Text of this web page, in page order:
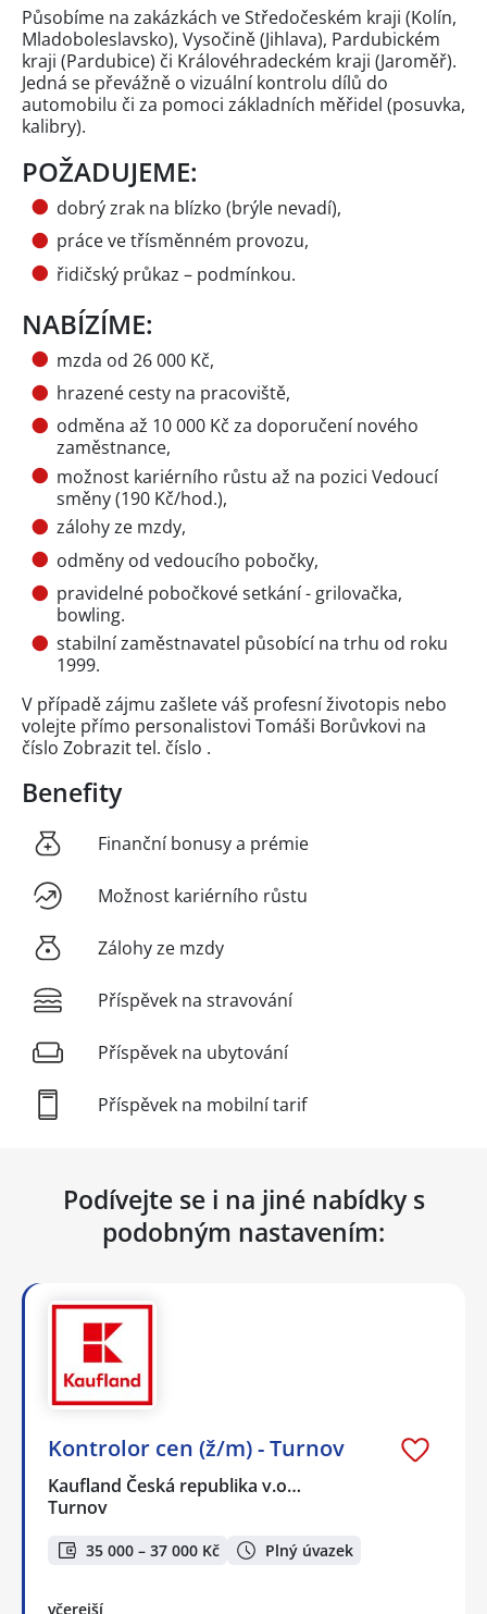
Působíme na zakázkách ve Středočeském kraji (Kolín,
Mladoboleslavsko), Vysočině (Jihlava), Pardubickém
kraji (Pardubice) či Královéhradeckém kraji (Jaroměř).
Jedná se převážně o vizuální kontrolu dílů do
automobilu či za pomoci základních měřidel (posuvka,
kalibry).
POŽADUJEME:
dobrý zrak na blízko (brýle nevadí),
práce ve třísměnném provozu,
řidičský průkaz – podmínkou.
NABÍZÍME:
mzda od 26 000 Kč,
hrazené cesty na pracoviště,
odměna až 10 000 Kč za doporučení nového
zaměstnance,
možnost kariérního růstu až na pozici Vedoucí
směny (190 Kč/hod.),
zálohy ze mzdy,
odměny od vedoucího pobočky,
pravidelné pobočkové setkání - grilovačka,
bowling.
stabilní zaměstnavatel působící na trhu od roku
1999.
V případě zájmu zašlete váš profesní životopis nebo
volejte přímo personalistovi Tomáši Borůvkovi na
číslo Zobrazit tel. číslo .
Benefity
Finanční bonusy a prémie
Možnost kariérního růstu
Zálohy ze mzdy
Příspěvek na stravování
Příspěvek na ubytování
Příspěvek na mobilní tarif
Podívejte se i na jiné nabídky s
podobným nastavením:
Kontrolor cen (ž/m) - Turnov
Kaufland Česká republika v.o…
Turnov
35 000 – 37 000 Kč Plný úvazek
včerejší